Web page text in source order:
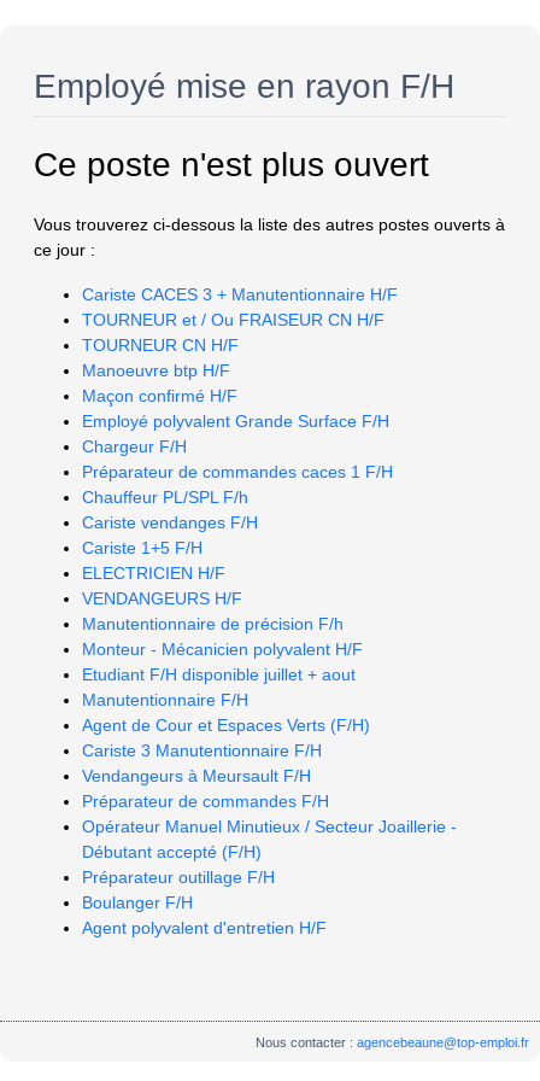
Employé mise en rayon F/H
Ce poste n'est plus ouvert
Vous trouverez ci-dessous la liste des autres postes ouverts à
ce jour :
Cariste CACES 3 + Manutentionnaire H/F
TOURNEUR et / Ou FRAISEUR CN H/F
TOURNEUR CN H/F
Manoeuvre btp H/F
Maçon confirmé H/F
Employé polyvalent Grande Surface F/H
Chargeur F/H
Préparateur de commandes caces 1 F/H
Chauffeur PL/SPL F/h
Cariste vendanges F/H
Cariste 1+5 F/H
ELECTRICIEN H/F
VENDANGEURS H/F
Manutentionnaire de précision F/h
Monteur - Mécanicien polyvalent H/F
Etudiant F/H disponible juillet + aout
Manutentionnaire F/H
Agent de Cour et Espaces Verts (F/H)
Cariste 3 Manutentionnaire F/H
Vendangeurs à Meursault F/H
Préparateur de commandes F/H
Opérateur Manuel Minutieux / Secteur Joaillerie -
Débutant accepté (F/H)
Préparateur outillage F/H
Boulanger F/H
Agent polyvalent d'entretien H/F
Nous contacter :agencebeaune@top-emploi.fr